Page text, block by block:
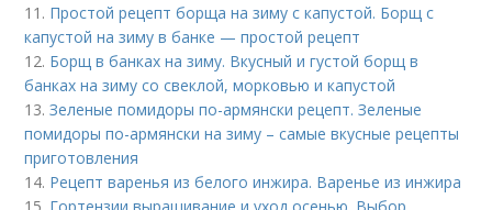
11. Простой рецепт борща на зиму с капустой. Борщ с
капустой на зиму в банке — простой рецепт
12. Борщ в банках на зиму. Вкусный и густой борщ в
банках на зиму со свеклой, морковью и капустой
13.Зеленые помидоры по-армянски рецепт. Зеленые
помидоры по-армянски на зиму – самые вкусные рецепты
приготовления
14. Рецепт варенья из белого инжира. Варенье из инжира